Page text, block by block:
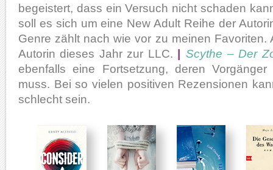
begeistert, dass ein Versuch nicht schaden
soll es sich um eine New Adult Reihe der
Genre zählt nach wie vor zu meinen Favoriten.
Autorin dieses Jahr zur LLC. | Scythe – Der
ebenfalls eine Fortsetzung, deren
muss. Bei so vielen positiven Rezensionen
schlecht sein.